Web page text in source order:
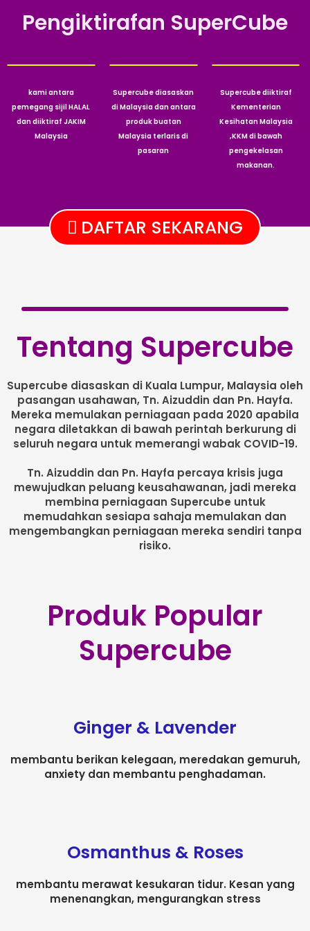
Pengiktirafan SuperCube
kami antara
pemegang sijil HALAL
dan diiktiraf JAKIM
Malaysia
Supercube diasaskan
di Malaysia dan antara
produk buatan
Malaysia terlaris di
pasaran
Supercube diiktiraf
Kementerian
Kesihatan Malaysia
,KKM di bawah
pengekelasan
makanan.
DAFTAR SEKARANG
Tentang Supercube
Supercube diasaskan di Kuala Lumpur, Malaysia oleh
pasangan usahawan, Tn. Aizuddin dan Pn. Hayfa.
Mereka memulakan perniagaan pada 2020 apabila
negara diletakkan di bawah perintah berkurung di
seluruh negara untuk memerangi wabak COVID-19.
Tn. Aizuddin dan Pn. Hayfa percaya krisis juga
mewujudkan peluang keusahawanan, jadi mereka
membina perniagaan Supercube untuk
memudahkan sesiapa sahaja memulakan dan
mengembangkan perniagaan mereka sendiri tanpa
risiko.
Produk Popular
Supercube
Ginger & Lavender
membantu berikan kelegaan, meredakan gemuruh,
anxiety dan membantu penghadaman.
Osmanthus & Roses
membantu merawat kesukaran tidur. Kesan yang
menenangkan, mengurangkan stress